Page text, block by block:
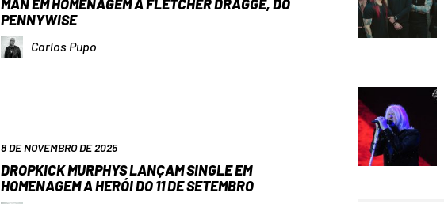
MAN EM HOMENAGEM A FLETCHER DRAGGE, DO
PENNYWISE
Carlos Pupo
8 DE NOVEMBRO DE 2025
DROPKICK MURPHYS LANÇAM SINGLE EM
HOMENAGEM A HERÓI DO 11 DE SETEMBRO